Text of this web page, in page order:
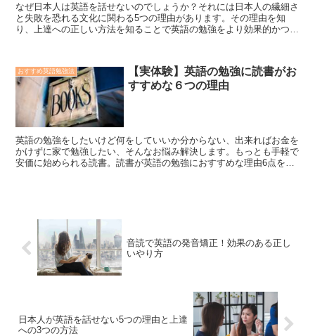
なぜ日本人は英語を話せないのでしょうか？それには日本人の繊細さ
と失敗を恐れる文化に関わる5つの理由があります。その理由を知
り、上達への正しい方法を知ることで英語の勉強をより効果的かつ効
おすすめ英語勉強法
【実体験】英語の勉強に読書がお
すすめな６つの理由
英語の勉強をしたいけど何をしていいか分からない、出来ればお金を
かけずに家で勉強したい、そんなお悩み解決します。もっとも手軽で
安価に始められる読書。読書が英語の勉強におすすめな理由6点を、
音読で英語の発音矯正！効果のある正し
いやり方
日本人が英語を話せない5つの理由と上達
への3つの方法